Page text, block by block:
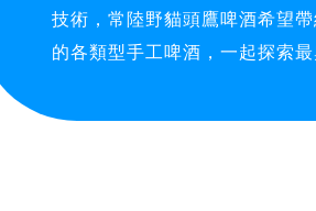
技術，常陸野貓頭鷹啤酒希望
的各類型手工啤酒，一起探索最